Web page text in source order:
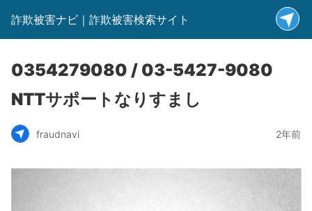
詐欺被害ナビ｜詐欺被害検索サイト
0354279080 / 03-5427-9080
NTTサポートなりすまし
fraudnavi 2年前